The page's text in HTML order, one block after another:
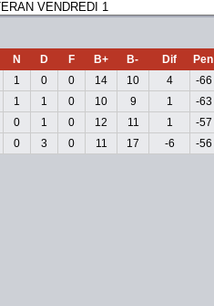
N D F B+ B- Dif
Pen
1 0 0 14 10 4
-66
1 1 0 10 9 1
-63
0 1 0 12 11 1
-57
0 3 0 11 17 -6 -56